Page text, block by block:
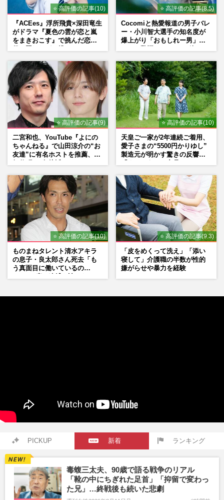
⭐ 高評価の記事(10)
『ACEes』浮所飛貴×深田竜生
がドラマ『夏色の雲が恋と嵐
をまきおこす』で挑んだ恋人
⭐ 高評価の記事(8.5)
Cocomiと熱愛報道の男子バレ
ー・小川智大選手の知名度が
爆上がり「おもしれー男」フ
⭐ 高評価の記事(9)
二宮和也、YouTube『よにの
ちゃんねる』で山田涼介の“お
友達”に有名ホストを推薦、歌
⭐ 高評価の記事(10)
天皇ご一家が2年連続ご着用、
愛子さまの“5500円かりゆし”
製造元が明かす驚きの反響
⭐ 高評価の記事(10)
ものまねタレント清水アキラ
の息子・良太郎さん死去「も
う真面目に働いているの
⭐ 高評価の記事(9.3)
「皮をめくって洗え」「添い
寝して」介護職の半数が性的
嫌がらせや暴力を経験
PICKUP 新着 ランキング
毒蝮三太夫、90歳で語る戦争のリアル
「靴の中にちぎれた足首」「抑留で変わっ
た兄」…終戦後も続いた悲劇